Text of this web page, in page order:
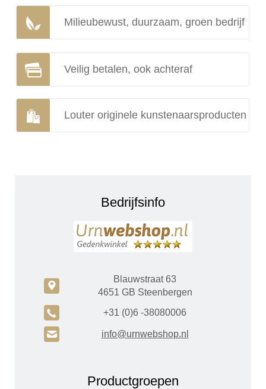
Milieubewust, duurzaam, groen bedrijf
Veilig betalen, ook achteraf
Louter originele kunstenaarsproducten
Bedrijfsinfo
c
Blauwstraat 63
4651 GB Steenbergen
A +31 (0)6 -38080006
H info@urnwebshop.nl
Productgroepen